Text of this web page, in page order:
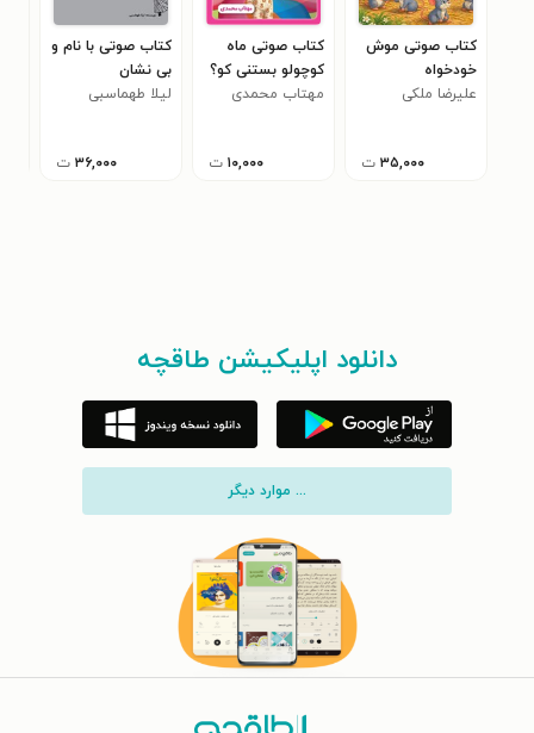
کتاب صوتی موش
خودخواه
علیرضا ملکی
۳۵,۰۰۰ ت
کتاب صوتی ماه
کوچولو بستنی کو؟
مهتاب محمدی
۱۰,۰۰۰ ت
کتاب صوتی با نام و
بی نشان
لیلا طهماسبی
۳۶,۰۰۰ ت
دانلود اپلیکیشن طاقچه
... موارد دیگر